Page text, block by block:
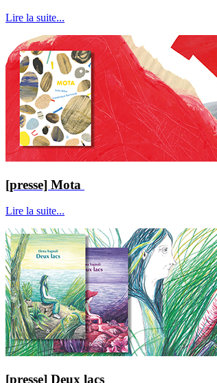
Lire la suite...
[presse] Mota
Lire la suite...
[presse] Deux lacs